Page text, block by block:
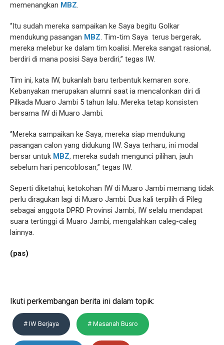
memenangkan MBZ.
‘’Itu sudah mereka sampaikan ke Saya begitu Golkar
mendukung pasangan MBZ. Tim-tim Saya terus bergerak,
mereka melebur ke dalam tim koalisi. Mereka sangat rasional,
berdiri di mana posisi Saya berdiri,’’ tegas IW.
Tim ini, kata IW, bukanlah baru terbentuk kemaren sore.
Kebanyakan merupakan alumni saat ia mencalonkan diri di
Pilkada Muaro Jambi 5 tahun lalu. Mereka tetap konsisten
bersama IW di Muaro Jambi.
‘’Mereka sampaikan ke Saya, mereka siap mendukung
pasangan calon yang didukung IW. Saya terharu, ini modal
bersar untuk MBZ, mereka sudah mengunci pilihan, jauh
sebelum hari pencoblosan,’’ tegas IW.
Seperti diketahui, ketokohan IW di Muaro Jambi memang tidak
perlu diragukan lagi di Muaro Jambi. Dua kali terpilih di Pileg
sebagai anggota DPRD Provinsi Jambi, IW selalu mendapat
suara tertinggi di Muaro Jambi, mengalahkan caleg-caleg
lainnya.
(pas)
Ikuti perkembangan berita ini dalam topik:
# IW Berjaya # Masanah Busro